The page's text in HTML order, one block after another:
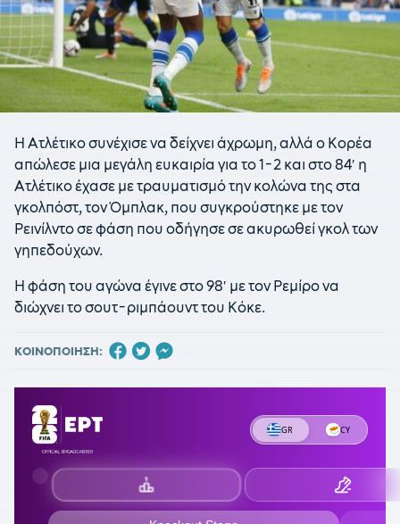
Η Ατλέτικο συνέχισε να δείχνει άχρωμη, αλλά ο Κορέα
απώλεσε μια μεγάλη ευκαιρία για το 1-2 και στο 84′ η
Ατλέτικο έχασε με τραυματισμό την κολώνα της στα
γκολπόστ, τον Όμπλακ, που συγκρούστηκε με τον
Ρεινίλντο σε φάση που οδήγησε σε ακυρωθεί γκολ των
γηπεδούχων.
Η φάση του αγώνα έγινε στο 98′ με τον Ρεμίρο να
διώχνει το σουτ-ριμπάουντ του Κόκε.
ΚΟΙΝΟΠΟΙΗΣΗ: